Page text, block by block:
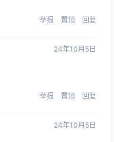
举报 置顶 回复
24年10月5日
举报 置顶 回复
24年10月5日